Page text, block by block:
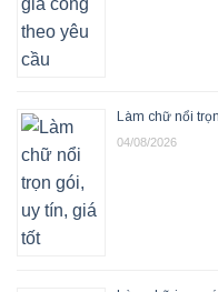
Làm chữ nổi
04/08/2026